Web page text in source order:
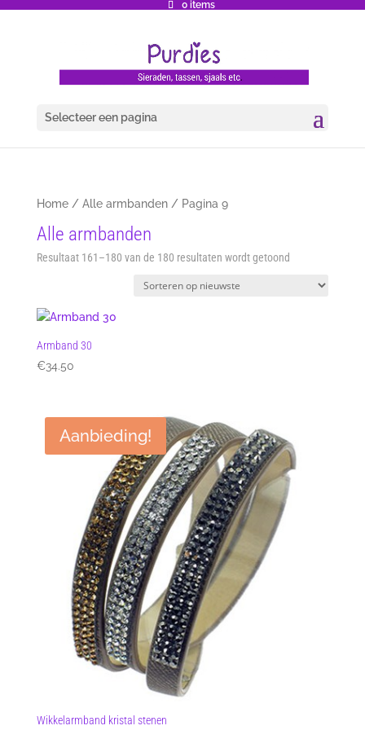
0 items
Selecteer een pagina
Home/ Alle armbanden/ Pagina 9
Alle armbanden
Resultaat 161–180 van de 180 resultaten wordt getoondGesorteerd
Armband 30
€34.50
Aanbieding!
Wikkelarmband kristal stenen